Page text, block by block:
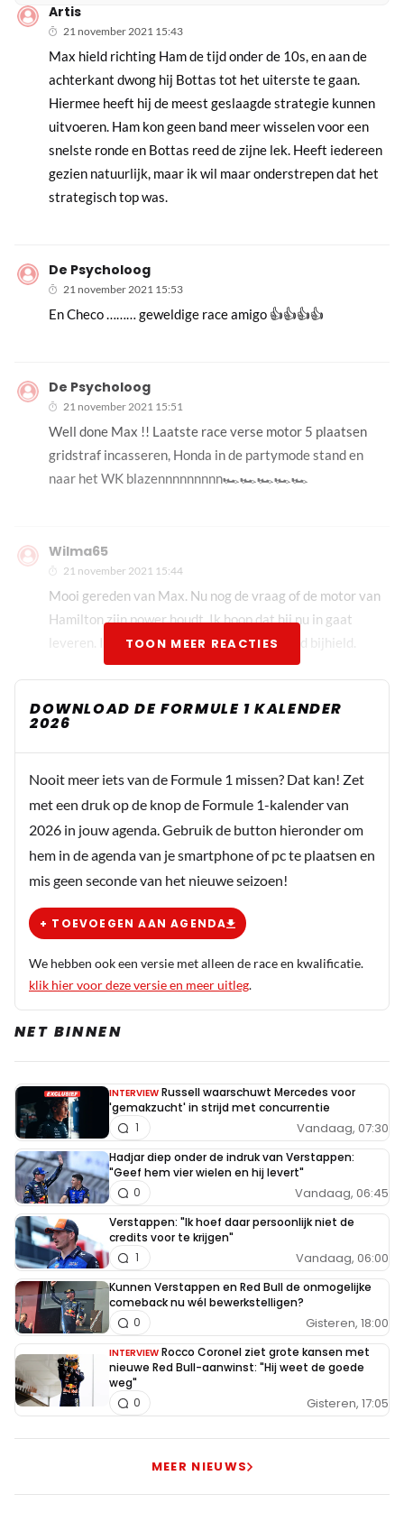
Shadow771
Artis
21 november 2021 15:43
Max hield richting Ham de tijd onder de 10s, en aan de
achterkant dwong hij Bottas tot het uiterste te gaan.
Hiermee heeft hij de meest geslaagde strategie kunnen
uitvoeren. Ham kon geen band meer wisselen voor een
snelste ronde en Bottas reed de zijne lek. Heeft iedereen
gezien natuurlijk, maar ik wil maar onderstrepen dat het
strategisch top was.
Wilma65
21 november 2021 15:44
Mooi gereden van Max. Nu nog de vraag of de motor van
Hamilton zijn power houdt. Ik hoop dat hij nu in gaat
leveren. Ik vond dat Max hem toch nog goed bijhield.
21 november 2021 15:48
Lewis👑
21 november 2021 16:03
Lewis reed met de oude motor
Willem van Oranje
21 november 2021 22:01
Waarom eigenlijk? Ligt die bij de FIA voor een
uitgebreid technisch onderzoek? :)
Frank van der Bijl
Zoals ik vooraf al voorspelde de race moest nog gereden
worden en dat heeft Max geweldig gedaan, dit zal Wolff
niet lekker zitten met een dnf van Bottas en het puntje
meer voor Max. Kan ie weer gaan meuren.
Ton71
21 november 2021 16:38
Ik ben ook erg benieuwd , hoe de bespreking zal gaan
… Russel nu nog binnen te halen, lijkt me ook geen
optie … maar pas gaan rijden , als de uber baas je wat
in je oor fluistert … ? 😁
De Psycholoog
21 november 2021 15:51
Well done Max !! Laatste race verse motor 5 plaatsen
gridstraf incasseren, Honda in de partymode stand en
naar het WK blazennnnnnnnn🏎🏎🏎🏎🏎
De Psycholoog
21 november 2021 15:53
En Checo ……… geweldige race amigo 👍👍👍👍
TOON MEER REACTIES
DOWNLOAD DE FORMULE 1 KALENDER
2026
Nooit meer iets van de Formule 1 missen? Dat kan! Zet
met een druk op de knop de Formule 1-kalender van
2026 in jouw agenda. Gebruik de button hieronder om
hem in de agenda van je smartphone of pc te plaatsen en
mis geen seconde van het nieuwe seizoen!
+ TOEVOEGEN AAN AGENDA
We hebben ook een versie met alleen de race en kwalificatie.
klik hier voor deze versie en meer uitleg.
NET BINNEN
INTERVIEW Russell waarschuwt Mercedes voor
'gemakzucht' in strijd met concurrentie
Vandaag, 07:30
1
Hadjar diep onder de indruk van Verstappen:
"Geef hem vier wielen en hij levert"
Vandaag, 06:45
0
Verstappen: "Ik hoef daar persoonlijk niet de
credits voor te krijgen"
Vandaag, 06:00
1
Kunnen Verstappen en Red Bull de onmogelijke
comeback nu wél bewerkstelligen?
Gisteren, 18:00
0
INTERVIEW Rocco Coronel ziet grote kansen met
nieuwe Red Bull-aanwinst: "Hij weet de goede
weg"
Gisteren, 17:05
0
MEER NIEUWS